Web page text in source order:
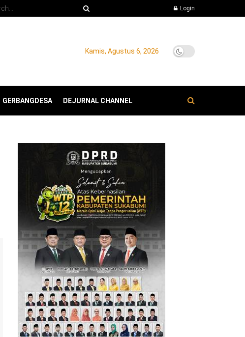
Login
Kamis, Agustus 6, 2026
GERBANGDESA DEJURNAL CHANNEL